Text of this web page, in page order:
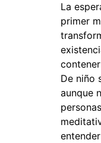
La
primer
De niño
aunque